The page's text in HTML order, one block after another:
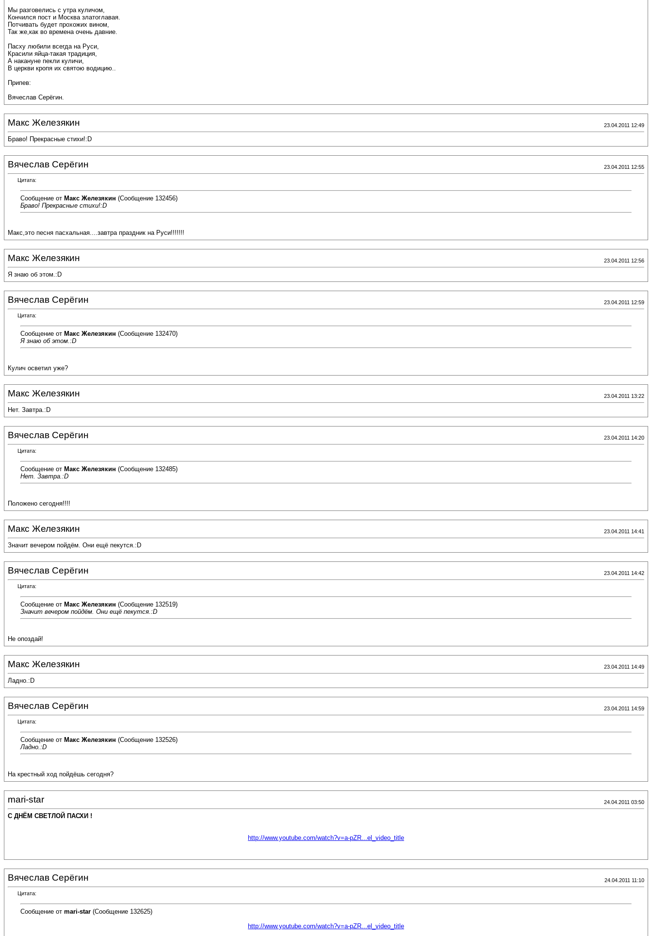
Мы разговелись с утра куличом,
Кончился пост и Москва златоглавая.
Потчивать будет прохожих вином,
Так же,как во времена очень давние.
Пасху любили всегда на Руси,
Красили яйца-такая традиция,
А накануне пекли куличи,
В церкви кропя их святою водицию..
Припев:
Вячеслав Серёгин.
Макс Железякин 23.04.2011 12:49
Браво! Прекрасные стихи!:D
Вячеслав Серёгин 23.04.2011 12:55
Цитата:
Сообщение от Макс Железякин (Сообщение 132456)
Браво! Прекрасные стихи!:D
Макс,это песня пасхальная....завтра праздник на Руси!!!!!!!
Макс Железякин 23.04.2011 12:56
Я знаю об этом.:D
Вячеслав Серёгин 23.04.2011 12:59
Цитата:
Сообщение от Макс Железякин (Сообщение 132470)
Я знаю об этом.:D
Кулич осветил уже?
Макс Железякин 23.04.2011 13:22
Нет. Завтра.:D
Вячеслав Серёгин 23.04.2011 14:20
Цитата:
Сообщение от Макс Железякин (Сообщение 132485)
Нет. Завтра.:D
Положено сегодня!!!!
Макс Железякин 23.04.2011 14:41
Значит вечером пойдём. Они ещё пекутся.:D
Вячеслав Серёгин 23.04.2011 14:42
Цитата:
Сообщение от Макс Железякин (Сообщение 132519)
Значит вечером пойдём. Они ещё пекутся.:D
Не опоздай!
Макс Железякин 23.04.2011 14:49
Ладно.:D
Вячеслав Серёгин 23.04.2011 14:59
Цитата:
Сообщение от Макс Железякин (Сообщение 132526)
Ладно.:D
На крестный ход пойдёшь сегодня?
mari-star 24.04.2011 03:50
С ДНЁМ СВЕТЛОЙ ПАСХИ !
http://www.youtube.com/watch?v=a-pZR...el_video_title
Вячеслав Серёгин 24.04.2011 11:10
Цитата:
Сообщение от mari-star (Сообщение 132625)
http://www.youtube.com/watch?v=a-pZR...el_video_title